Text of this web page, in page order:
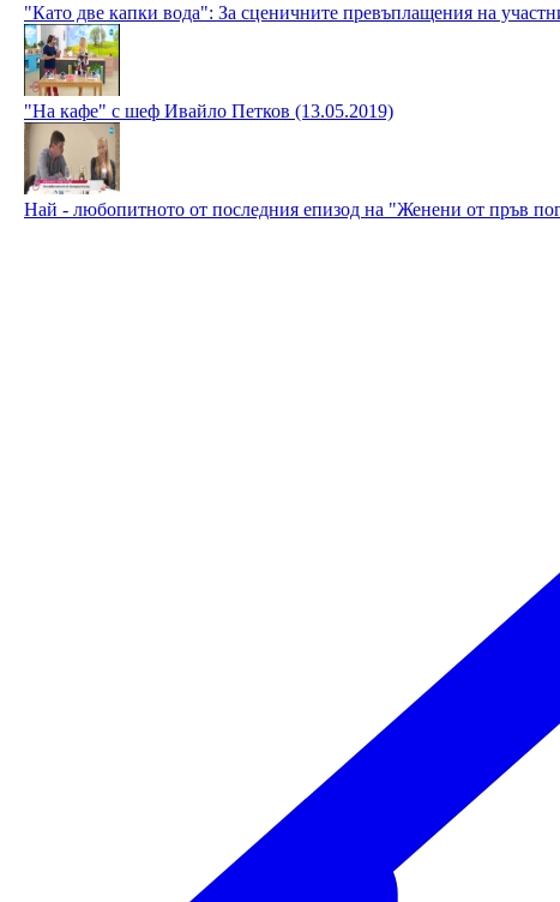
"Като две капки вода": За сценичните превъплащения на
"На кафе" с шеф Ивайло Петков (13.05.2019)
Най - любопитното от последния епизод на "Женени от пръв